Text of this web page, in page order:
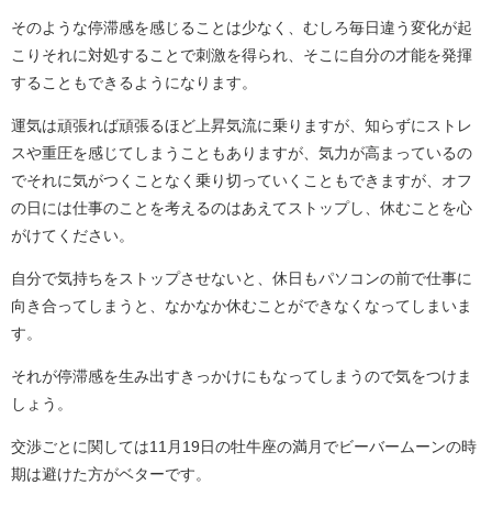
そのような停滞感を感じることは少なく、むしろ毎日違う変化が起
こりそれに対処することで刺激を得られ、そこに自分の才能を発揮
することもできるようになります。
運気は頑張れば頑張るほど上昇気流に乗りますが、知らずにストレ
スや重圧を感じてしまうこともありますが、気力が高まっているの
でそれに気がつくことなく乗り切っていくこともできますが、オフ
の日には仕事のことを考えるのはあえてストップし、休むことを心
がけてください。
自分で気持ちをストップさせないと、休日もパソコンの前で仕事に
向き合ってしまうと、なかなか休むことができなくなってしまいま
す。
それが停滞感を生み出すきっかけにもなってしまうので気をつけま
しょう。
交渉ごとに関しては11月19日の牡牛座の満月でビーバームーンの時
期は避けた方がベターです。